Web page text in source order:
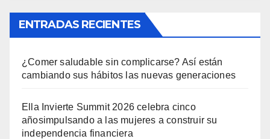
ENTRADAS RECIENTES
¿Comer saludable sin complicarse? Así están
cambiando sus hábitos las nuevas generaciones
Ella Invierte Summit 2026 celebra cinco
añosimpulsando a las mujeres a construir su
independencia financiera